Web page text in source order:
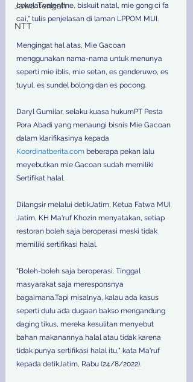
Jawa Tengah
NTT
cokelat valentine, biskuit natal, mie gong ci fa
cai," tulis penjelasan di laman LPPOM MUI.
Mengingat hal atas, Mie Gacoan
menggunakan nama-nama untuk menunya
seperti mie iblis, mie setan, es genderuwo, es
tuyul, es sundel bolong dan es pocong.
Daryl Gumilar, selaku kuasa hukumPT Pesta
Pora Abadi yang menaungi bisnis Mie Gacoan
dalam klarifikasinya kepada
Koordinatberita.com beberapa pekan lalu
meyebutkan mie Gacoan sudah memiliki
Sertifikat halal.
Dilangsir melalui detikJatim, Ketua Fatwa MUI
Jatim, KH Ma'ruf Khozin menyatakan, setiap
restoran boleh saja beroperasi meski tidak
memiliki sertifikasi halal.
"Boleh-boleh saja beroperasi. Tinggal
masyarakat saja meresponsnya
bagaimana.Tapi misalnya, kalau ada kasus
seperti dulu ada dugaan bakso mengandung
daging tikus, mereka kesulitan menyebut
bahan makanannya halal atau tidak karena
tidak punya sertifikasi halal itu," kata Ma'ruf
kepada detikJatim, Rabu (24/8/2022).